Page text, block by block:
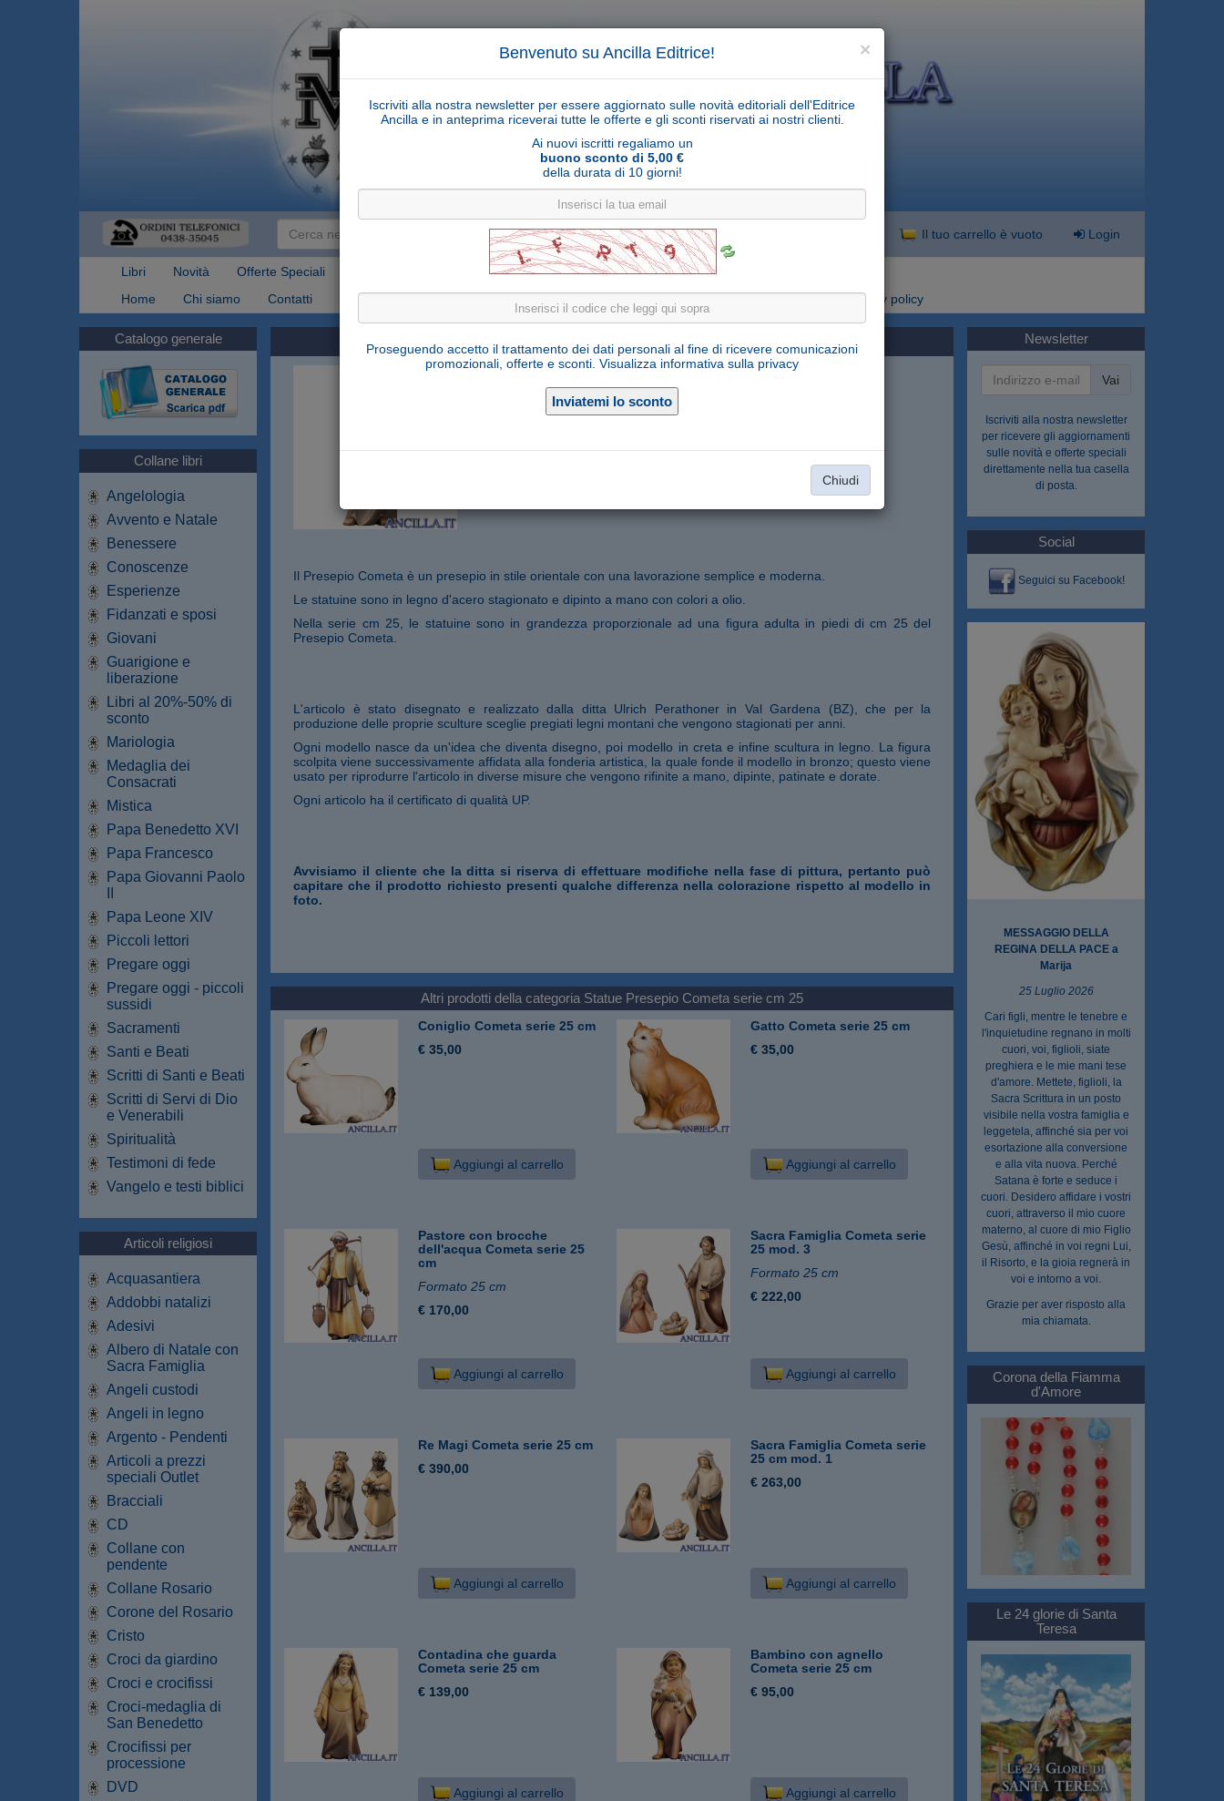
×
Benvenuto su Ancilla Editrice!
Iscriviti alla nostra newsletter per essere aggiornato sulle novità editoriali dell'Editrice
Ancilla e in anteprima riceverai tutte le offerte e gli sconti riservati ai nostri clienti.
Ai nuovi iscritti regaliamo un
buono sconto di 5,00 €
della durata di 10 giorni!
Proseguendo accetto il trattamento dei dati personali al fine di ricevere comunicazioni
promozionali, offerte e sconti. Visualizza informativa sulla privacy
Chiudi
Cerca Il tuo carrello è vuoto Login
Libri Novità Offerte Speciali Collane libri
Articoli religiosi
Home
Chi siamo Contatti Spedizioni Privacy policy
Catalogo generale
Collane libri
Angelologia
Avvento e Natale
Benessere
Conoscenze
Esperienze
Fidanzati e sposi
Giovani
Guarigione e
liberazione
Libri al 20%-50% di
sconto
Mariologia
Medaglia dei
Consacrati
Mistica
Papa Benedetto XVI
Papa Francesco
Papa Giovanni Paolo
Papa Leone XIV
Piccoli lettori
Pregare oggi
Pregare oggi - piccoli
sussidi
Sacramenti
Santi e Beati
Scritti di Santi e Beati
Scritti di Servi di Dio
e Venerabili
Spiritualità
Testimoni di fede
Vangelo e testi biblici
Articoli religiosi
Acquasantiera
Addobbi natalizi
Adesivi
Albero di Natale con
Sacra Famiglia
Angeli custodi
Angeli in legno
Argento - Pendenti
Articoli a prezzi
speciali Outlet
Bracciali
CD
Collane con
pendente
Collane Rosario
Corone del Rosario
Cristo
Croci da giardino
Croci e crocifissi
Croci-medaglia di
San Benedetto
Crocifissi per
processione
DVD
Pastore che prega Cometa serie 25 cm
Materiale: Legno d'acero
Collana: Statue Presepio Cometa serie cm 25
Il Presepio Cometa è un presepio in stile orientale con una lavorazione semplice e moderna.
Le statuine sono in legno d'acero stagionato e dipinto a mano con colori a olio.
Nella serie cm 25, le statuine sono in grandezza proporzionale ad una figura adulta in piedi di cm 25 del
Presepio Cometa.
L'articolo è stato disegnato e realizzato dalla ditta Ulrich Perathoner in Val Gardena (BZ), che per la
produzione delle proprie sculture sceglie pregiati legni montani che vengono stagionati per anni.
Ogni modello nasce da un'idea che diventa disegno, poi modello in creta e infine scultura in legno. La figura
scolpita viene successivamente affidata alla fonderia artistica, la quale fonde il modello in bronzo; questo viene
usato per riprodurre l'articolo in diverse misure che vengono rifinite a mano, dipinte, patinate e dorate.
Ogni articolo ha il certificato di qualità UP.
Avvisiamo il cliente che la ditta si riserva di effettuare modifiche nella fase di pittura, pertanto può
capitare che il prodotto richiesto presenti qualche differenza nella colorazione rispetto al modello in
foto.
Altri prodotti della categoria Statue Presepio Cometa serie cm 25
Coniglio Cometa serie 25 cm
€ 35,00
Aggiungi al carrello
Gatto Cometa serie 25 cm
€ 35,00
Aggiungi al carrello
Pastore con brocche
dell'acqua Cometa serie 25
cm
Formato 25 cm
€ 170,00
Aggiungi al carrello
Sacra Famiglia Cometa serie
25 mod. 3
Formato 25 cm
€ 222,00
Aggiungi al carrello
Re Magi Cometa serie 25 cm
€ 390,00
Aggiungi al carrello
Sacra Famiglia Cometa serie
25 cm mod. 1
€ 263,00
Aggiungi al carrello
Contadina che guarda
Cometa serie 25 cm
€ 139,00
Aggiungi al carrello
Bambino con agnello
Cometa serie 25 cm
€ 95,00
Aggiungi al carrello
Newsletter
Vai
Iscriviti alla nostra newsletter
per ricevere gli aggiornamenti
sulle novità e offerte speciali
direttamente nella tua casella
di posta.
Social
Seguici su Facebook!
MESSAGGIO DELLA
REGINA DELLA PACE a
Marija
25 Luglio 2026
Cari figli, mentre le tenebre e
l'inquietudine regnano in molti
cuori, voi, figlioli, siate
preghiera e le mie mani tese
d'amore. Mettete, figlioli, la
Sacra Scrittura in un posto
visibile nella vostra famiglia e
leggetela, affinché sia per voi
esortazione alla conversione
e alla vita nuova. Perché
Satana è forte e seduce i
cuori. Desidero affidare i vostri
cuori, attraverso il mio cuore
materno, al cuore di mio Figlio
Gesù, affinché in voi regni Lui,
il Risorto, e la gioia regnerà in
voi e intorno a voi.
Grazie per aver risposto alla
mia chiamata.
Corona della Fiamma
d'Amore
Le 24 glorie di Santa
Teresa